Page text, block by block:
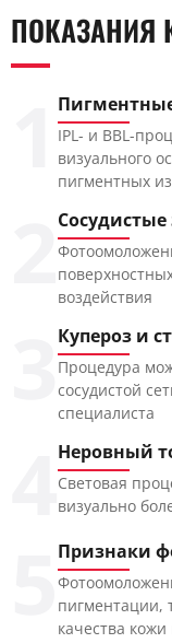
IPL- и BBL-
визуального
пигментных
воздействия
Купероз и
Процедура
сосудистой
специалиста
Неровный
Световая
визуально
Признаки
пигментации,
качества